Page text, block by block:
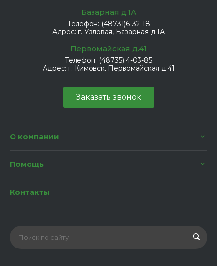
Базарная д.1А
Телефон: (48731)6-32-18
Адрес: г. Узловая, Базарная д.1А
Первомайская д.41
Телефон: (48735) 4-03-85
Адрес: г. Кимовск, Первомайская д.41
Заказать звонок
О компании
Помощь
Контакты